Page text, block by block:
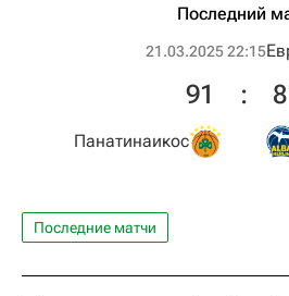
Последний
21.03.2025 22:15
Панатинаикос
91 :
Последние матчи